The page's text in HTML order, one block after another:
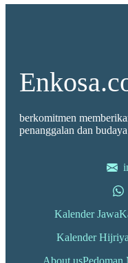
berkomitmen
penanggalan dan
Kalender Jawa
Kalender
About usPedoman